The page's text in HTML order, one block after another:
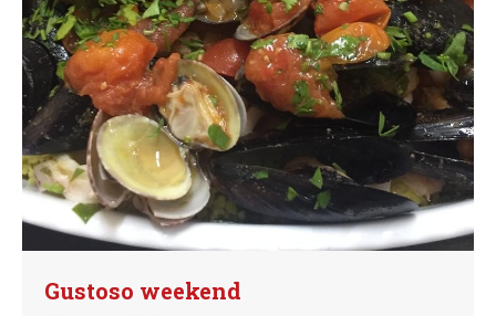
Gustoso weekend